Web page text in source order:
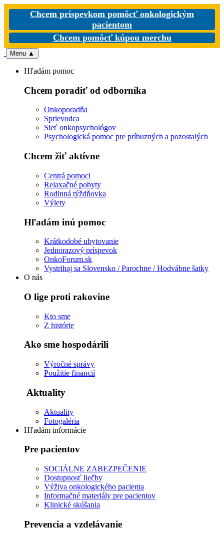
Chcem príspevkom pomôcť onkologickým
pacientom
Chcem pomôcť kúpou merchu
Menu ▲
Hľadám pomoc
Chcem poradiť od odborníka
Onkoporadňa
Sprievodca
Sieť onkopsychológov
Psychologická pomoc pre príbuzných a pozostalých
Chcem žiť aktívne
Centrá pomoci
Relaxačné pobyty
Rodinná týždňovka
Výlety
Hľadám inú pomoc
Krátkodobé ubytovanie
Jednorazový príspevok
OnkoForum.sk
Vystrihaj sa Slovensko / Parochne / Hodvábne šatky
O nás
O lige proti rakovine
Kto sme
Z histórie
Ako sme hospodárili
Výročné správy
Použitie financií
Aktuality
Aktuality
Fotogaléria
Hľadám informácie
Pre pacientov
SOCIÁLNE ZABEZPEČENIE
Dostupnosť liečby
Výživa onkologického pacienta
Informačné materiály pre pacientov
Klinické skúšania
Prevencia a vzdelávanie